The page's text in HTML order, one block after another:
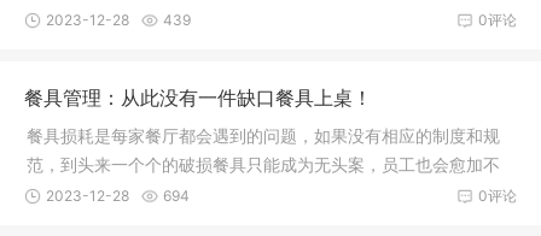
冰箱、
0评论
2023-12-28 439
餐具管理：从此没有一件缺口餐具上桌！
餐具损耗是每家餐厅都会遇到的问题，如果没有相应的制度和规
范，到头来一个个的破损餐具只能成为无头案，员工也会愈加不
爱惜，到
0评论
2023-12-28 694